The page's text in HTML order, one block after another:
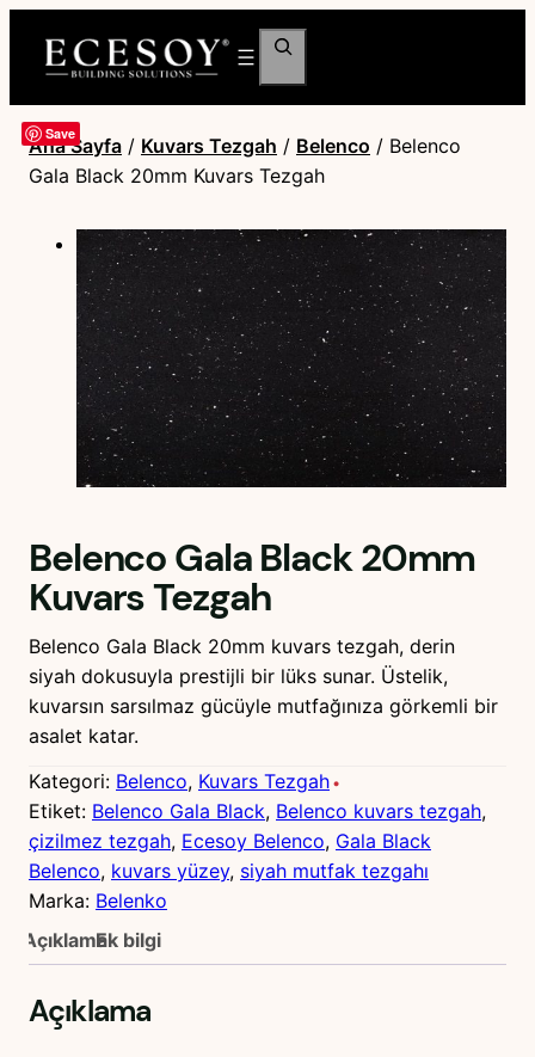
Ara
Save
Ana Sayfa / Kuvars Tezgah / Belenco / Belenco
Gala Black 20mm Kuvars Tezgah
Belenco Gala Black 20mm
Kuvars Tezgah
Belenco Gala Black 20mm kuvars tezgah, derin
siyah dokusuyla prestijli bir lüks sunar. Üstelik,
kuvarsın sarsılmaz gücüyle mutfağınıza görkemli bir
asalet katar.
Kategori: Belenco, Kuvars Tezgah
Etiket: Belenco Gala Black, Belenco kuvars tezgah
çizilmez tezgah, Ecesoy Belenco, Gala Black
Belenco, kuvars yüzey, siyah mutfak tezgahı
Marka: Belenko
AçıklamaEk bilgi
Açıklama